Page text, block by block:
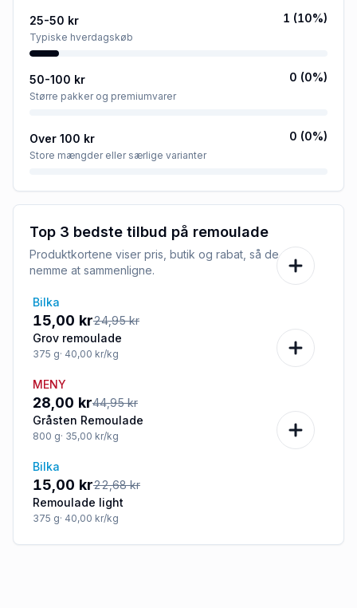
25-50 kr
Typiske hverdagskøb
1 (10%)
50-100 kr
Større pakker og premiumvarer
0 (0%)
Over 100 kr
Store mængder eller særlige varianter
0 (0%)
Top 3 bedste tilbud på remoulade
Produktkortene viser pris, butik og rabat, så de er
nemme at sammenligne.
-40%
Bilka
15,00 kr24,95 kr
Grov remoulade
375 g· 40,00 kr/kg
-38%
MENY
28,00 kr44,95 kr
Gråsten Remoulade
800 g· 35,00 kr/kg
-34%
Bilka
15,00 kr22,68 kr
Remoulade light
375 g· 40,00 kr/kg